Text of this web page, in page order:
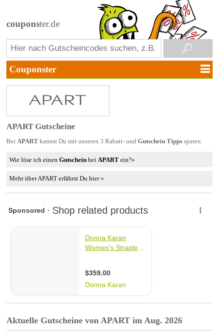
couponster.de
APART Gutscheine
Bei APARTkannst Du mit unseren 3 Rabatt- und Gutschein Tippssparen.
Wie löse ich einenGutschein bei APART ein?»
Mehr über APART erfährst Du hier »
Aktuelle Gutscheine von APART im Aug. 2026